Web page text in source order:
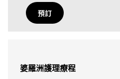
預訂
婆羅洲護理療程